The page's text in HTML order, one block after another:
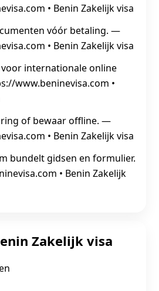
• Benin Zakelijk visa
vóór betaling. —
• Benin Zakelijk visa
internationale online
www.beninevisa.com •
of bewaar offline. —
• Benin Zakelijk visa
bundelt gidsen en formulier.
• Benin Zakelijk
Zakelijk visa